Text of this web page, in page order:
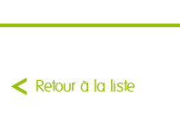
Retour à la liste